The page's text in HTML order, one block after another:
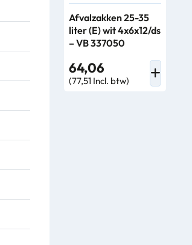
Afvalzakken 25-35
liter (E) wit 4x6x12/ds
– VB 337050
64,06
(77,51 Incl. btw)